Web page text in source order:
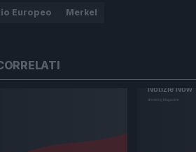
Europeo Merkel